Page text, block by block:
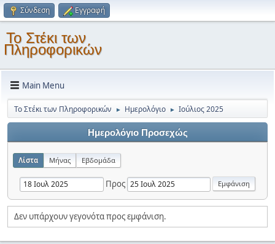
Σύνδεση Εγγραφή
Το Στέκι των
Πληροφορικών
Main Menu
Το Στέκι των Πληροφορικών ► Ημερολόγιο ► Ιούλιος 2025
Ημερολόγιο Προσεχώς
Λίστα Μήνας Εβδομάδα
Προς
Δεν υπάρχουν γεγονότα προς εμφάνιση.